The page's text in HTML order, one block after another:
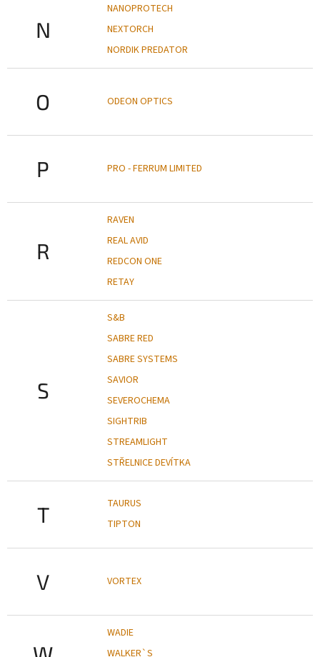
N
NANOPROTECH
NEXTORCH
NORDIK PREDATOR
O ODEON OPTICS
P PRO - FERRUM LIMITED
R
RAVEN
REAL AVID
REDCON ONE
RETAY
S
S&B
SABRE RED
SABRE SYSTEMS
SAVIOR
SEVEROCHEMA
SIGHTRIB
STREAMLIGHT
STŘELNICE DEVÍTKA
T
TAURUS
TIPTON
V VORTEX
WADIE
WALKER`S